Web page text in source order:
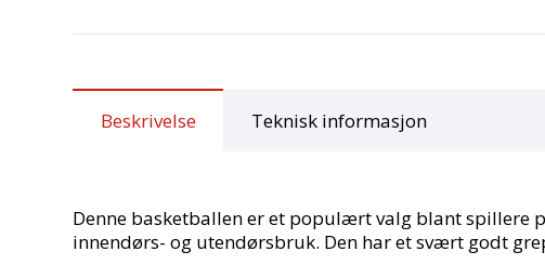
Beskrivelse Teknisk informasjon
Denne basketballen er et populært valg blant spillere
innendørs- og utendørsbruk. Den har et svært godt